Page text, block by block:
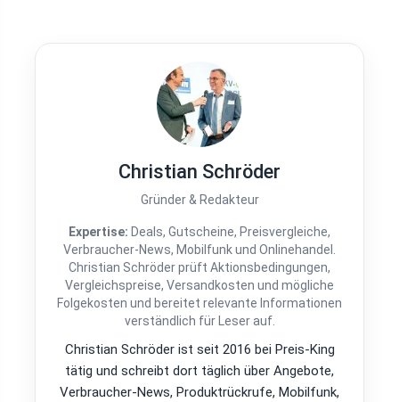
Christian Schröder
Gründer & Redakteur
Expertise: Deals, Gutscheine, Preisvergleiche,
Verbraucher-News, Mobilfunk und Onlinehandel.
Christian Schröder prüft Aktionsbedingungen,
Vergleichspreise, Versandkosten und mögliche
Folgekosten und bereitet relevante Informationen
verständlich für Leser auf.
Christian Schröder ist seit 2016 bei Preis-King
tätig und schreibt dort täglich über Angebote,
Verbraucher-News, Produktrückrufe, Mobilfunk,